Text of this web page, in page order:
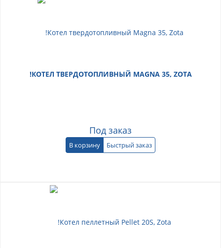
!КОТЕЛ ТВЕРДОТОПЛИВНЫЙ MAGNA 35, ZOTA
Под заказ
В корзину Быстрый заказ